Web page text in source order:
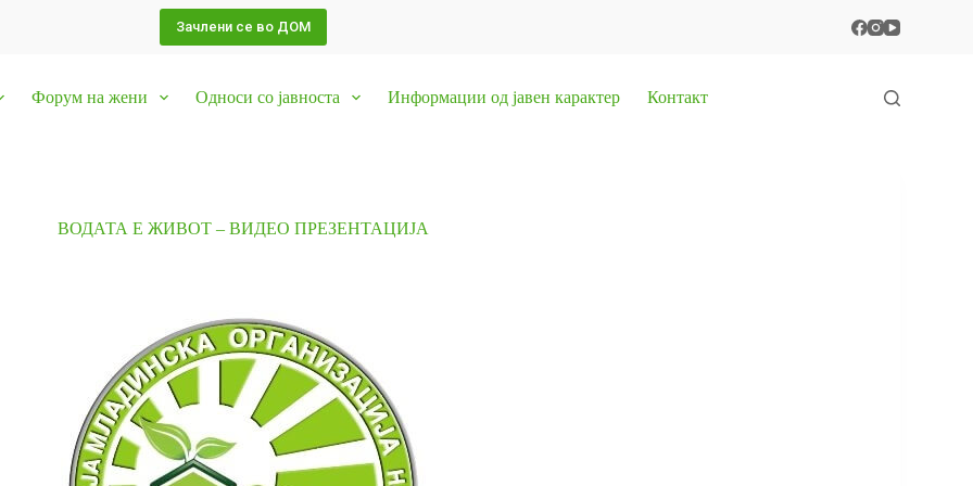
Зачлени се во ДОМ
Форум на жени Односи со јавноста Информации од јавен карактер Контакт
ВОДАТА Е ЖИВОТ – ВИДЕО ПРЕЗЕНТАЦИЈА